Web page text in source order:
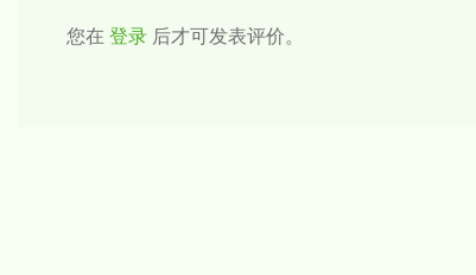
您在登录 后才可发表评价。